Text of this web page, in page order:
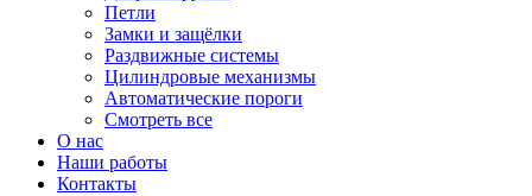
Петли
Замки и защёлки
Раздвижные системы
Цилиндровые механизмы
Автоматические пороги
Смотреть все
О нас
Наши работы
Контакты